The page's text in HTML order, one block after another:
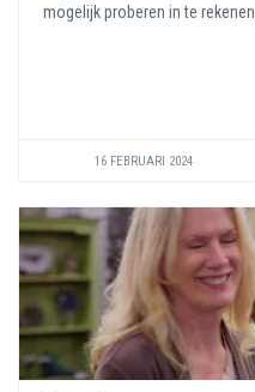
mogelijk proberen in te rekenen.
16 FEBRUARI 2024